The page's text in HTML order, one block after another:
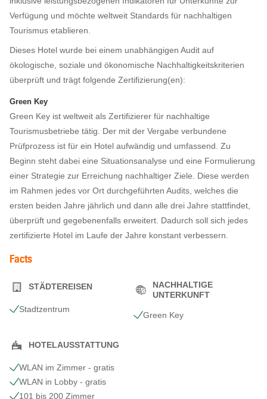
Verfügung und möchte weltweit Standards für nachhaltigen
Tourismus etablieren.
Dieses Hotel wurde bei einem unabhängigen Audit auf
ökologische, soziale und ökonomische Nachhaltigkeitskriterien
überprüft und trägt folgende Zertifizierung(en):
Green Key
Green Key ist weltweit als Zertifizierer für nachhaltige
Tourismusbetriebe tätig. Der mit der Vergabe verbundene
Prüfprozess ist für ein Hotel aufwändig und umfassend. Zu
Beginn steht dabei eine Situationsanalyse und eine Formulierung
einer Strategie zur Erreichung nachhaltiger Ziele. Diese werden
im Rahmen jedes vor Ort durchgeführten Audits, welches die
ersten beiden Jahre jährlich und dann alle drei Jahre stattfindet,
überprüft und gegebenenfalls erweitert. Dadurch soll sich jedes
zertifizierte Hotel im Laufe der Jahre konstant verbessern.
Facts
STÄDTEREISEN
Stadtzentrum
NACHHALTIGE
UNTERKUNFT
Green Key
HOTELAUSSTATTUNG
WLAN im Zimmer - gratis
WLAN in Lobby - gratis
101 bis 200 Zimmer